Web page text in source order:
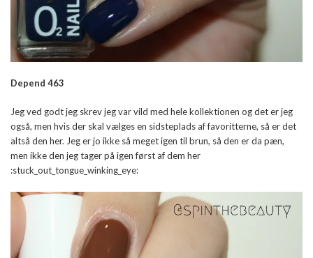
Depend 463
Jeg ved godt jeg skrev jeg var vild med hele kollektionen og det er jeg
også, men hvis der skal vælges en sidsteplads af favoritterne, så er det
altså den her. Jeg er jo ikke så meget igen til brun, så den er da pæn,
men ikke den jeg tager på igen først af dem her
:stuck_out_tongue_winking_eye: